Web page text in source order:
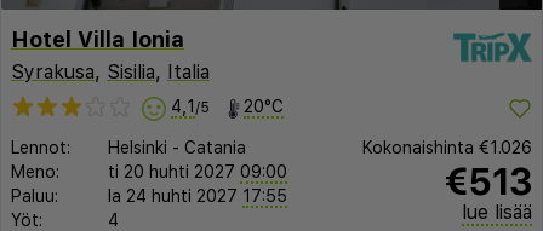
Hotel Villa Ionia
Syrakusa, Sisilia, Italia
4,1 /5 20°C
Lennot: Helsinki - Catania
Meno:
ti 20 huhti 2027 09:00
Paluu:
la 24 huhti 2027 17:55
Yöt:
4
Kokonaishinta €1.026
€513
lue lisää